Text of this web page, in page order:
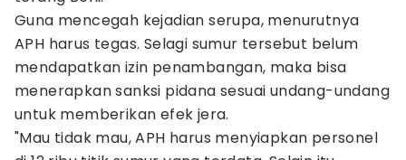
Guna mencegah kejadian serupa, menurutnya
APH harus tegas. Selagi sumur tersebut belum
mendapatkan izin penambangan, maka bisa
menerapkan sanksi pidana sesuai undang-undang
untuk memberikan efek jera.
"Mau tidak mau, APH harus menyiapkan personel